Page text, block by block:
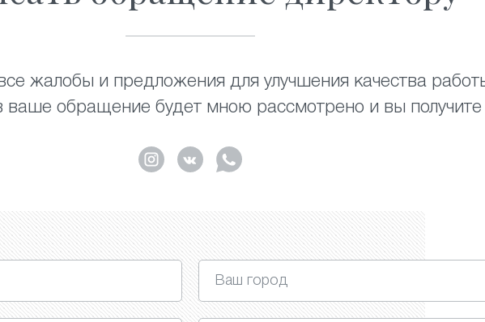
жалобы и предложения для улучшения качества
ваше обращение будет мною рассмотрено и вы получите